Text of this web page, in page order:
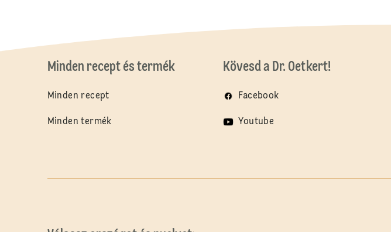
Minden recept és termék Kövesd a Dr. Oetkert!
Minden recept
Minden termék
Facebook
Youtube